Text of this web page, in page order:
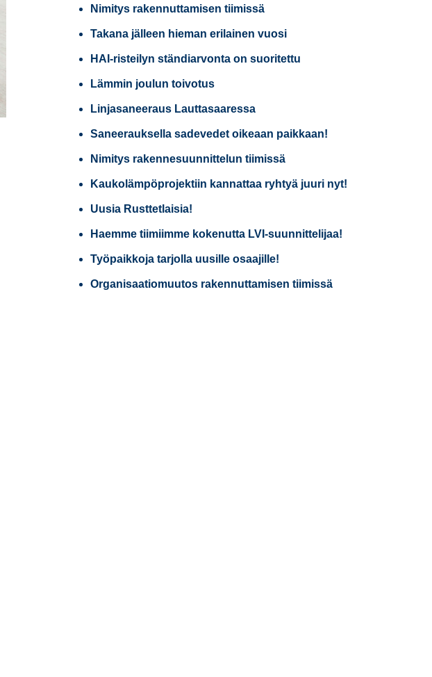
Nimitys rakennuttamisen tiimissä
Takana jälleen hieman erilainen vuosi
HAI-risteilyn ständiarvonta on suoritettu
Lämmin joulun toivotus
Linjasaneeraus Lauttasaaressa
Saneerauksella sadevedet oikeaan paikkaan!
Nimitys rakennesuunnittelun tiimissä
Kaukolämpöprojektiin kannattaa ryhtyä juuri nyt!
Uusia Rusttetlaisia!
Haemme tiimiimme kokenutta LVI-suunnittelijaa!
Työpaikkoja tarjolla uusille osaajille!
Organisaatiomuutos rakennuttamisen tiimissä